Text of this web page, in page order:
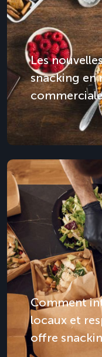
Les
snacking en
Comment
locaux et
offre